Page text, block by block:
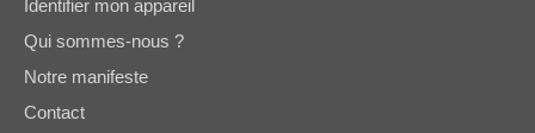
Identifier mon appareil
Qui sommes-nous ?
Notre manifeste
Contact